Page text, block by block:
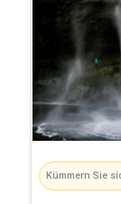
Kümmern Sie